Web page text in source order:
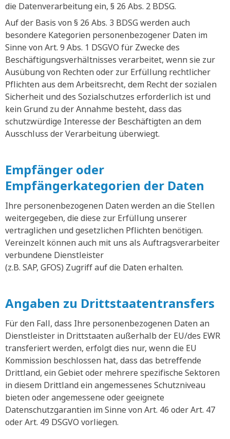
die Datenverarbeitung ein, § 26 Abs. 2 BDSG.
Auf der Basis von § 26 Abs. 3 BDSG werden auch
besondere Kategorien personenbezogener Daten im
Sinne von Art. 9 Abs. 1 DSGVO für Zwecke des
Beschäftigungsverhältnisses verarbeitet, wenn sie zur
Ausübung von Rechten oder zur Erfüllung rechtlicher
Pflichten aus dem Arbeitsrecht, dem Recht der sozialen
Sicherheit und des Sozialschutzes erforderlich ist und
kein Grund zu der Annahme besteht, dass das
schutzwürdige Interesse der Beschäftigten an dem
Ausschluss der Verarbeitung überwiegt.
Empfänger oder
Empfängerkategorien der Daten
Ihre personenbezogenen Daten werden an die Stellen
weitergegeben, die diese zur Erfüllung unserer
vertraglichen und gesetzlichen Pflichten benötigen.
Vereinzelt können auch mit uns als Auftragsverarbeiter
verbundene Dienstleister
(z.B. SAP, GFOS) Zugriff auf die Daten erhalten.
Angaben zu Drittstaatentransfers
Für den Fall, dass Ihre personenbezogenen Daten an
Dienstleister in Drittstaaten außerhalb der EU/des EWR
transferiert werden, erfolgt dies nur, wenn die EU
Kommission beschlossen hat, dass das betreffende
Drittland, ein Gebiet oder mehrere spezifische Sektoren
in diesem Drittland ein angemessenes Schutzniveau
bieten oder angemessene oder geeignete
Datenschutzgarantien im Sinne von Art. 46 oder Art. 47
oder Art. 49 DSGVO vorliegen.